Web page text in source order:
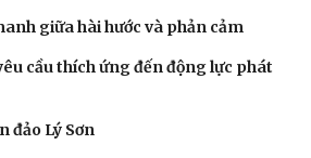
giữa hài hước và phản cảm
cầu thích ứng đến động lực phát
đảo Lý Sơn